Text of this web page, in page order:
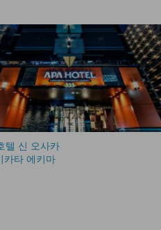
텔 신 오사카
카타 에키마